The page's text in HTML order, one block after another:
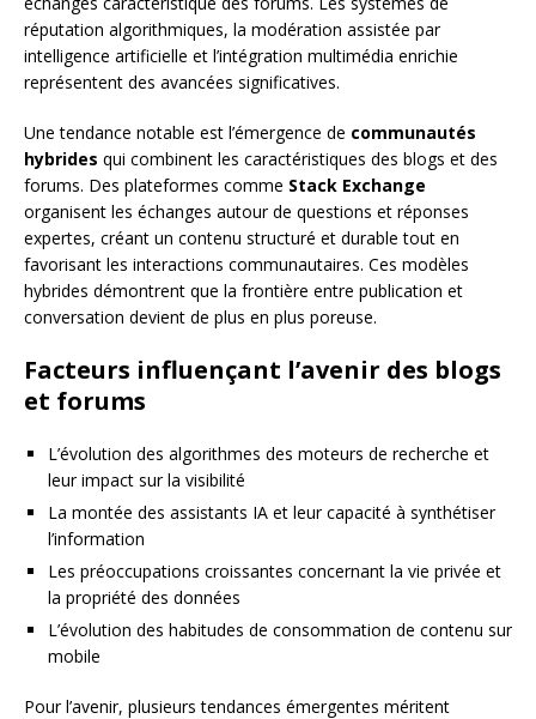
réputation algorithmiques, la modération assistée par
intelligence artificielle et l’intégration multimédia enrichie
représentent des avancées significatives.
Une tendance notable est l’émergence de communautés
hybrides qui combinent les caractéristiques des blogs et des
forums. Des plateformes comme Stack Exchange
organisent les échanges autour de questions et réponses
expertes, créant un contenu structuré et durable tout en
favorisant les interactions communautaires. Ces modèles
hybrides démontrent que la frontière entre publication et
conversation devient de plus en plus poreuse.
Facteurs influençant l’avenir des blogs
et forums
L’évolution des algorithmes des moteurs de recherche et
leur impact sur la visibilité
La montée des assistants IA et leur capacité à synthétiser
l’information
Les préoccupations croissantes concernant la vie privée et
la propriété des données
L’évolution des habitudes de consommation de contenu sur
mobile
Pour l’avenir, plusieurs tendances émergentes méritent